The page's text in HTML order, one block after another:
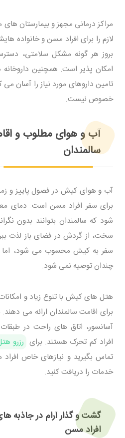
مراکز درمانی مجهز و بیمارستان
لازم را برای افراد مسن و خانواده
بروز هر گونه مشکل سلامتی،
امکان پذیر است. همچنین
تامین داروهای مورد نیاز را آسان می
خصوص نیست.
آب و هوای مطلوب و
سالمندان
آب و هوای کیش در فصول پاییز و
برای سفر افراد مسن است. دمای
شود که سالمندان بتوانند بدون
سخت، از گردش در فضای باز لذت
سفر به کیش محسوب می شود، اما
چندان توصیه نمی شود.
هتل های کیش با تنوع زیاد و
برای اقامت سالمندان ارائه می
آسانسور، اتاق های راحت در
افراد کم تحرک هستند. برای رزرو
تماس بگیرید و نیازهای خاص افراد
خدمات را دریافت کنید.
گشت و گذار آرام در جاذبه
افراد مسن